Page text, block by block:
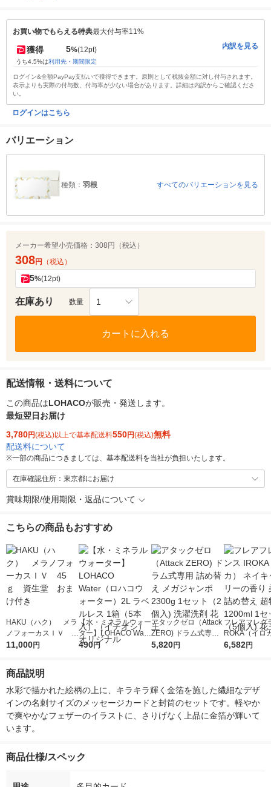
お買い物でもらえる特典最大付与率11%
獲得 5%(12pt)
うち4.5%は利用先・期間限定
内訳を見る
ログイン&全額PayPay支払いで獲得できます。原則として税抜金額に対し付与されます。
表示よりも実際の付与数、付与率が少ない場合があります。詳細は内訳からご確認くださ
い。
ログインはこちら
バリエーション
種類： 羽根 すべてのバリエーションを見る
メーカー希望小売価格： 308円（税込）
308円 （税込）
5%(12pt)
在庫あり 数量 1
カートに入れる
配送情報・送料について
この商品はLOHACOが販売・発送します。
最短翌日お届け
3,780円(税込)以上で基本配送料550円(税込)無料
配送料について
※一部の商品につきましては、基本配送料を当社が負担いたします。
在庫確認住所：東京都にお届け
賞味期限/使用期限・返品について
こちらの商品もおすすめ
HAKU（ハク） メラ
ノフォーカスＩＶ 4
5ｇ 資生堂 おまけ
11,000円
【水・ミネラルウォー
ター】LOHACO Wate
r（ロハコウォータ
490円
アタックゼロ（Attack
ZERO) ドラム式専用
詰め替え メガジャン
5,820円
フレアフレグ
ROKA（イロ
イキッドリリ
6,582円
商品説明
水彩で描かれた絵柄の上に、キラキラ輝く金箔を施した繊細なデザ
インの名刺サイズのメッセージカードと封筒のセットです。軽やか
で爽やかなフェザーのイラストに、さりげなく上品に金箔が輝いて
います。
商品仕様/スペック